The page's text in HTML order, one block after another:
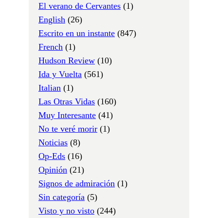
El verano de Cervantes (1)
English (26)
Escrito en un instante (847)
French (1)
Hudson Review (10)
Ida y Vuelta (561)
Italian (1)
Las Otras Vidas (160)
Muy Interesante (41)
No te veré morir (1)
Noticias (8)
Op-Eds (16)
Opinión (21)
Signos de admiración (1)
Sin categoría (5)
Visto y no visto (244)